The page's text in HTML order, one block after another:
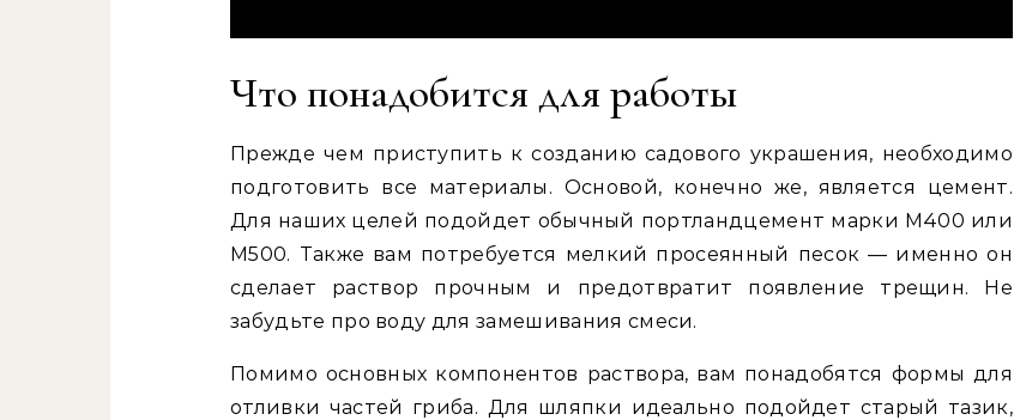
Что понадобится для работы
Прежде чем приступить к созданию садового украшения, необходимо
подготовить все материалы. Основой, конечно же, является цемент.
Для наших целей подойдет обычный портландцемент марки М400 или
М500. Также вам потребуется мелкий просеянный песок — именно он
сделает раствор прочным и предотвратит появление трещин. Не
забудьте про воду для замешивания смеси.
Помимо основных компонентов раствора, вам понадобятся формы для
отливки частей гриба. Для шляпки идеально подойдет старый тазик,